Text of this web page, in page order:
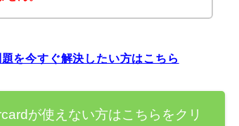
を今すぐ解決したい方はこちら
が使えない方はこちらをクリ